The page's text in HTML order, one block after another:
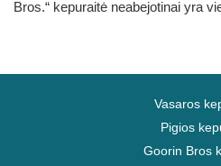
Bros.“ kepuraitė neabejotinai yra
Vasaros
Pigios
Goorin Bros